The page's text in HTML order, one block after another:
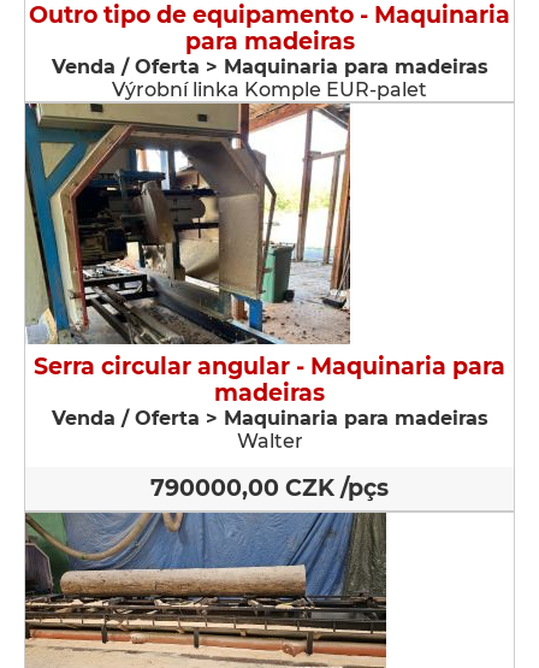
Outro tipo de equipamento - Maquinaria
para madeiras
Venda / Oferta > Maquinaria para madeiras
Výrobní linka Komple EUR-palet
Serra circular angular - Maquinaria para
madeiras
Venda / Oferta > Maquinaria para madeiras
Walter
790000,00 CZK /pçs